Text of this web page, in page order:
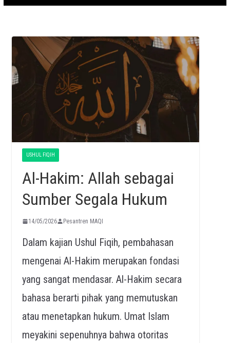
USHUL FIQIH
Al-Hakim: Allah sebagai
Sumber Segala Hukum
14/05/2026 Pesantren MAQI
Dalam kajian Ushul Fiqih, pembahasan
mengenai Al-Hakim merupakan fondasi
yang sangat mendasar. Al-Hakim secara
bahasa berarti pihak yang memutuskan
atau menetapkan hukum. Umat Islam
meyakini sepenuhnya bahwa otoritas